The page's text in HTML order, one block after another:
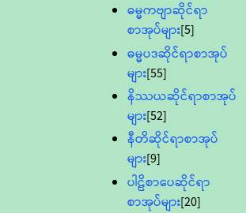
ဓမ္မကဗျာဆိုင်ရာ
စာအုပ်များ[5]
ဓမ္မပဒဆိုင်ရာစာအုပ်
များ[55]
နိဿယဆိုင်ရာစာအုပ်
များ[52]
နီတိဆိုင်ရာစာအုပ်
များ[9]
ပါဠိစာပေဆိုင်ရာ
စာအုပ်များ[20]